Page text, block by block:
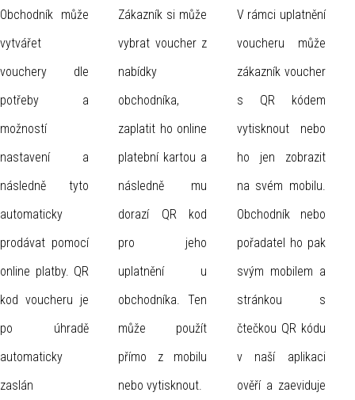
Obchodník může
vytvářet
vouchery dle
potřeby a
možností
nastavení a
následně tyto
automaticky
prodávat pomocí
online platby. QR
kod voucheru je
po úhradě
automaticky
zaslán
Zákazník si může
vybrat voucher z
nabídky
obchodníka,
zaplatit ho online
platební kartou a
následně mu
dorazí QR kod
pro jeho
uplatnění u
obchodníka. Ten
může použít
přímo z mobilu
nebo vytisknout.
V rámci uplatnění
voucheru může
zákazník voucher
s QR kódem
vytisknout nebo
ho jen zobrazit
na svém mobilu.
Obchodník nebo
pořadatel ho pak
svým mobilem a
stránkou s
čtečkou QR kódu
v naší aplikaci
ověří a zaeviduje